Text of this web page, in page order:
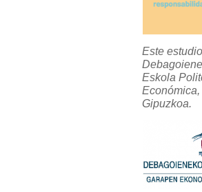
Este
Eskola
Gipuzkoa.